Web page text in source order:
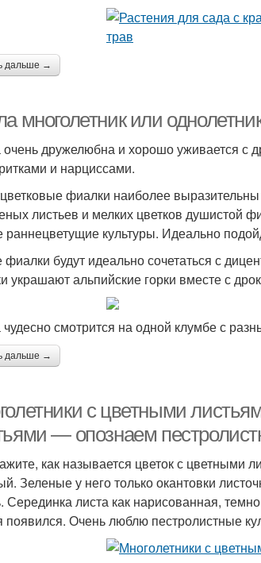
дальше →
многолетник или
дружелюбна и хорошо уживается с
и нарциссами.
фиалки наиболее
листьев и мелких цветков душистой
раннецветущие культуры. Идеально
будут идеально сочетаться с
украшают альпийские горки вместе с
смотрится на одной клумбе с
дальше →
с цветными
— опознаем
как называется цветок с цветными
Зеленые у него только окантовки
Серединка листа как нарисованная,
появился. Очень люблю пестролистные